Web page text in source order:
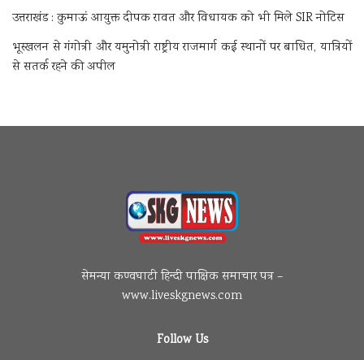
उत्तराखंड : कुमाऊं आयुक्त दीपक रावत और विधायक को भी मिले SIR नोटिस
भूस्खलन से गंगोत्री और यमुनोत्री राष्ट्रीय राजमार्ग कई स्थानों पर बाधित, यात्रियों
से सतर्क रहने की अपील
सेमन्या कण्वघाटी हिन्दी पाक्षिक समाचार पत्र –
www.liveskgnews.com
Follow Us